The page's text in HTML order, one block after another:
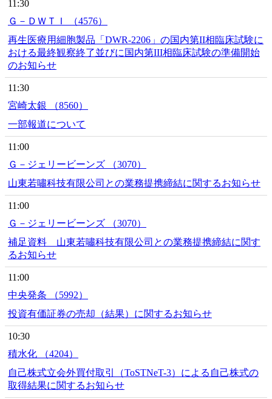
11:30
Ｇ－ＤＷＴＩ （4576）
再生医療用細胞製品「DWR-2206」の国内第II相臨床試験に
おける最終観察終了並びに国内第III相臨床試験の準備開始
のお知らせ
11:30
宮崎太銀 （8560）
一部報道について
11:00
Ｇ－ジェリービーンズ （3070）
山東若嘯科技有限公司との業務提携締結に関するお知らせ
11:00
Ｇ－ジェリービーンズ （3070）
補足資料 山東若嘯科技有限公司との業務提携締結に関す
るお知らせ
11:00
中央発条 （5992）
投資有価証券の売却（結果）に関するお知らせ
10:30
積水化 （4204）
自己株式立会外買付取引（ToSTNeT-3）による自己株式の
取得結果に関するお知らせ